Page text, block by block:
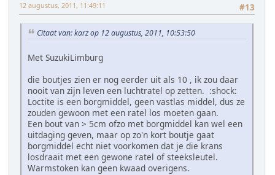
#13
12 augustus, 2011, 11:49:11
Citaat van: karz op 12 augustus, 2011, 10:53:50
Met SuzukiLimburg
die boutjes zien er nog eerder uit als 10 , ik zou daar
nooit van zijn leven een luchtratel op zetten. :shock:
Loctite is een borgmiddel, geen vastlas middel, dus ze
zouden gewoon met een ratel los moeten gaan.
Een bout van > 5cm ofzo met borgmiddel kan wel een
uitdaging geven, maar op zo'n kort boutje gaat
borgmiddel echt niet voorkomen dat je die krans
losdraait met een gewone ratel of steeksleutel.
Warmstoken kan geen kwaad overigens.